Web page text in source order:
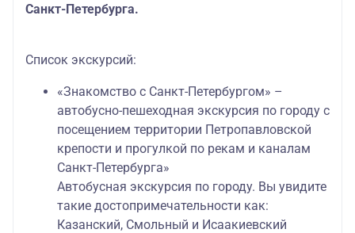
Санкт-Петербурга.
Список экскурсий:
«Знакомство с Санкт-Петербургом» –
автобусно-пешеходная экскурсия по городу с
посещением территории Петропавловской
крепости и прогулкой по рекам и каналам
Санкт-Петербурга»
Автобусная экскурсия по городу. Вы увидите
такие достопримечательности как:
Казанский, Смольный и Исаакиевский